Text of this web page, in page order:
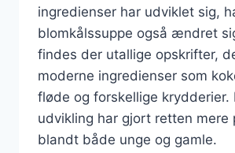
ingredienser har udviklet sig,
blomkålssuppe også ændret
findes der utallige opskrifter,
moderne ingredienser som
fløde og forskellige krydderier.
udvikling har gjort retten
blandt både unge og gamle.